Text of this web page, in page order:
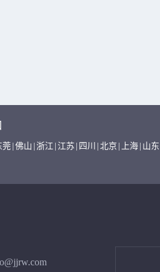
莞 佛山 浙江 江苏 四川 北京 上海 山东